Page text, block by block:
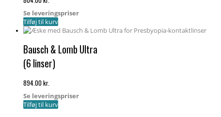
Se leveringspriser
Tilføj til kurv
Bausch & Lomb Ultra
(6 linser)
894.00kr.
Se leveringspriser
Tilføj til kurv